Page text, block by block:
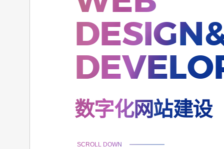
数字化网站建设
SCROLL DOWN